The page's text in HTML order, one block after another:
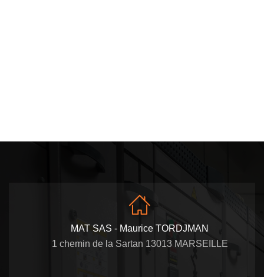
MAT SAS - Maurice TORDJMAN
1 chemin de la Sartan 13013 MARSEILLE